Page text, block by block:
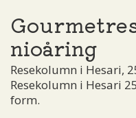
nioåring
Resekolumn i Hesari,
Resekolumn i Hesari
form.